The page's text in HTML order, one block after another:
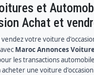
et
Achat et
vendez votre voiture
Maroc Annonces
les transactions
acheter une voiture